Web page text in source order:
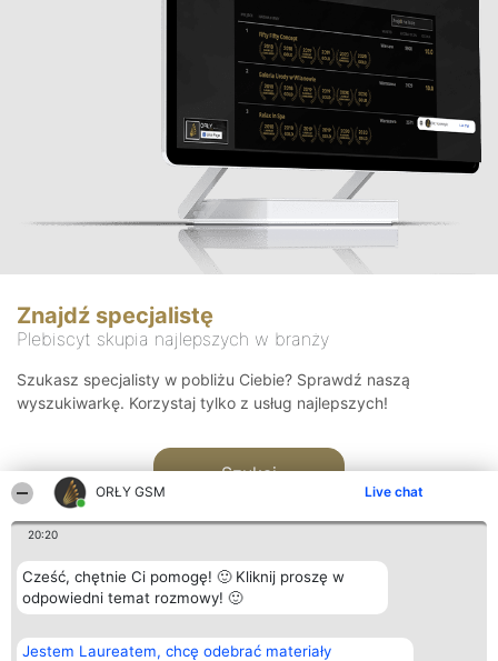
ORŁY GSM Live chat
20:20
Cześć, chętnie Ci pomogę! 🙂 Kliknij proszę w
odpowiedni temat rozmowy! 🙂
Jestem Laureatem, chcę odebrać materiały
Znajdź specjalistę
Plebiscyt skupia najlepszych w branży
Szukasz specjalisty w pobliżu Ciebie? Sprawdź naszą
wyszukiwarkę. Korzystaj tylko z usług najlepszych!
Szukaj
Organizator plebiscytu
Bright Side Solutions sp. z o.
Plebiscyt
Laureaci
Kontakt
Kontakt